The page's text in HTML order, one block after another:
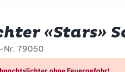
«Stars»
Nr. 79050